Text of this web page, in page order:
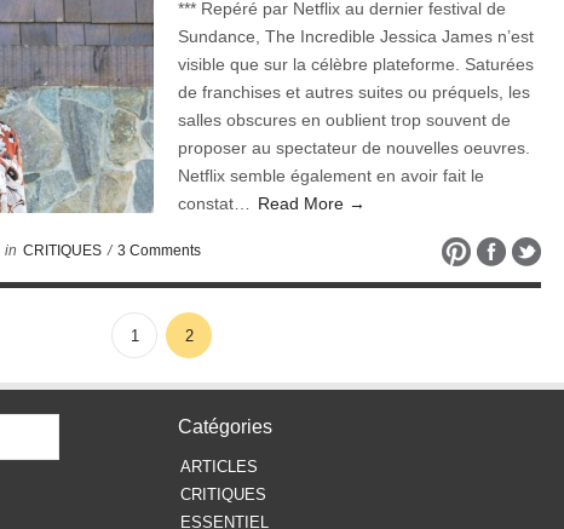
*** Repéré par Netflix au dernier festival de
Sundance, The Incredible Jessica James n’est
visible que sur la célèbre plateforme. Saturées
de franchises et autres suites ou préquels, les
salles obscures en oublient trop souvent de
proposer au spectateur de nouvelles oeuvres.
Netflix semble également en avoir fait le
constat…
Read More →
in CRITIQUES / 3 Comments
1 2
Catégories
ARTICLES
CRITIQUES
ESSENTIEL